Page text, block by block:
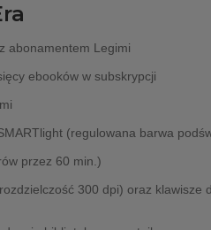
abonamentem Legimi
ebooków w subskrypcji
(regulowana barwa
przez 60 min.)
300 dpi) oraz klawisze